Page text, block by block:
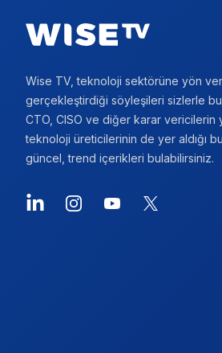
Wise TV, teknoloji sektörüne yön
gerçekleştirdiği söyleşileri sizlerle
CTO, CISO ve diğer karar vericilerin
teknoloji üreticilerinin de yer aldığı
güncel, trend içerikleri bulabilirsiniz.
LinkedInInstagramYouTube
X